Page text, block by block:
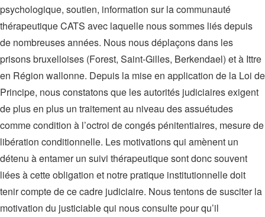
psychologique, soutien, information sur la communauté
thérapeutique CATS avec laquelle nous sommes liés depuis
de nombreuses années. Nous nous déplaçons dans les
prisons bruxelloises (Forest, Saint-Gilles, Berkendael) et à Ittre
en Région wallonne. Depuis la mise en application de la Loi de
Principe, nous constatons que les autorités judiciaires exigent
de plus en plus un traitement au niveau des assuétudes
comme condition à l’octroi de congés pénitentiaires, mesure de
libération conditionnelle. Les motivations qui amènent un
détenu à entamer un suivi thérapeutique sont donc souvent
liées à cette obligation et notre pratique institutionnelle doit
tenir compte de ce cadre judiciaire. Nous tentons de susciter la
motivation du justiciable qui nous consulte pour qu’il